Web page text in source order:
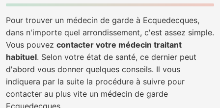
Pour trouver un médecin de garde à Ecquedecques,
dans n'importe quel arrondissement, c'est assez simple.
Vous pouvez contacter votre médecin traitant
habituel. Selon votre état de santé, ce dernier peut
d'abord vous donner quelques conseils. Il vous
indiquera par la suite la procédure à suivre pour
contacter au plus vite un médecin de garde
Ecquedecques.